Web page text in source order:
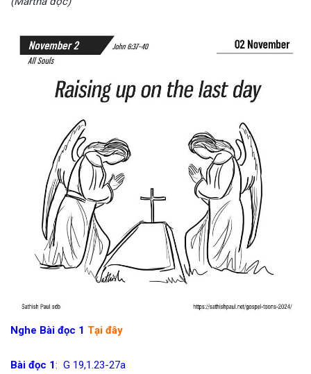
Nghe Bài đọc 1 Tại đây
Bài đọc 1: G 19,1.23-27a